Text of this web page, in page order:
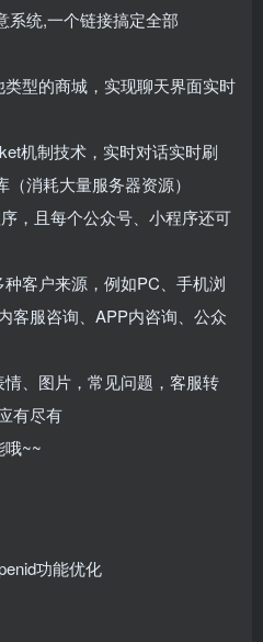
系统,一个链接搞定全部
型的商城，实现聊天界面实时
机制技术，实时对话实时刷
消耗大量服务器资源）
，且每个公众号、小程序还可
客户来源，例如PC、手机浏
客服咨询、APP内咨询、公众
、图片，常见问题，客服转
有尽有
哦~~
功能优化